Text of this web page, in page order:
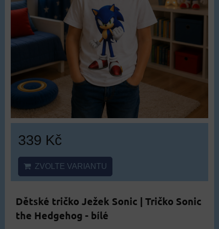
339 Kč
ZVOLTE VARIANTU
Dětské tričko Ježek Sonic | Tričko Sonic
the Hedgehog - bílé